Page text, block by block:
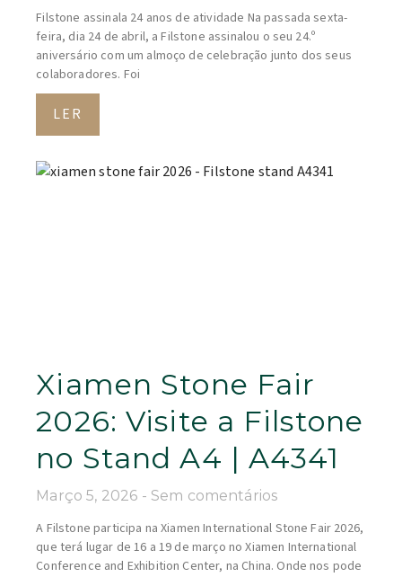
Filstone assinala 24 anos de atividade Na passada sexta-
feira, dia 24 de abril, a Filstone assinalou o seu 24.º
aniversário com um almoço de celebração junto dos seus
colaboradores. Foi
LER
Xiamen Stone Fair
2026: Visite a Filstone
no Stand A4 | A4341
Março 5, 2026 Sem comentários
A Filstone participa na Xiamen International Stone Fair 2026,
que terá lugar de 16 a 19 de março no Xiamen International
Conference and Exhibition Center, na China. Onde nos pode